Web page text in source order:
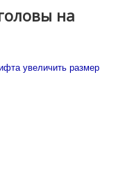
на
увеличить размер